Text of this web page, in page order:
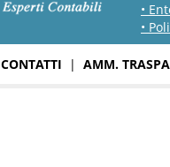
•
•
CONTATTI | AMM.